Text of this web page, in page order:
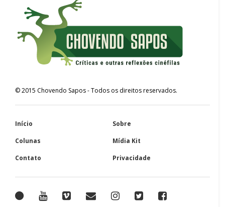
©2015 Chovendo Sapos- Todos os direitos reservados.
Início
Sobre
Colunas
Mídia Kit
Contato
Privacidade